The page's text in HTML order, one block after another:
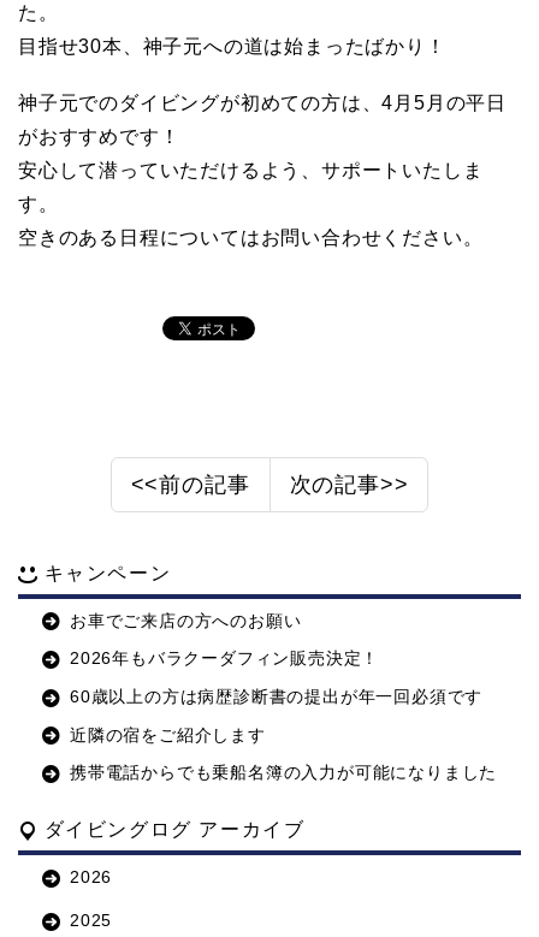
た。
目指せ30本、神子元への道は始まったばかり！
神子元でのダイビングが初めての方は、4月5月の平日
がおすすめです！
安心して潜っていただけるよう、サポートいたしま
す。
空きのある日程についてはお問い合わせください。
<<前の記事 次の記事>>
キャンペーン
お車でご来店の方へのお願い
2026年もバラクーダフィン販売決定！
60歳以上の方は病歴診断書の提出が年一回必須です
近隣の宿をご紹介します
携帯電話からでも乗船名簿の入力が可能になりました
ダイビングログ アーカイブ
2026
2025